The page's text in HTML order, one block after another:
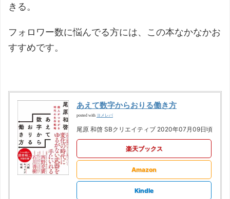
きる。
フォロワー数に悩んでる方には、この本なかなかお
すすめです。
あえて数字からおりる働き方
posted with ヨメレバ
尾原 和啓 SBクリエイティブ 2020年07月09日頃
楽天ブックス
Amazon
Kindle